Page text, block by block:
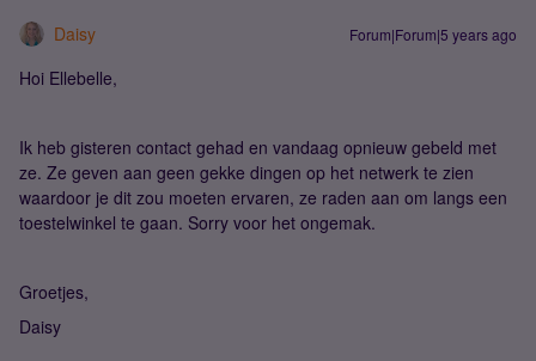
Daisy Forum|Forum|5 years ago
Hoi Ellebelle,
Ik heb gisteren contact gehad en vandaag opnieuw gebeld met
ze. Ze geven aan geen gekke dingen op het netwerk te zien
waardoor je dit zou moeten ervaren, ze raden aan om langs een
toestelwinkel te gaan. Sorry voor het ongemak.
Groetjes,
Daisy